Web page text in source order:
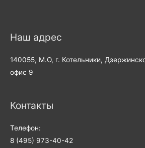
Наш адрес
140055, М.О, г. Котельники,
офис 9
Контакты
Телефон:
8 (495) 973-40-42